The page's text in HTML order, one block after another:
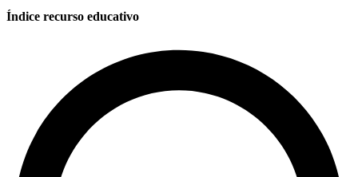
Índice recurso educativo